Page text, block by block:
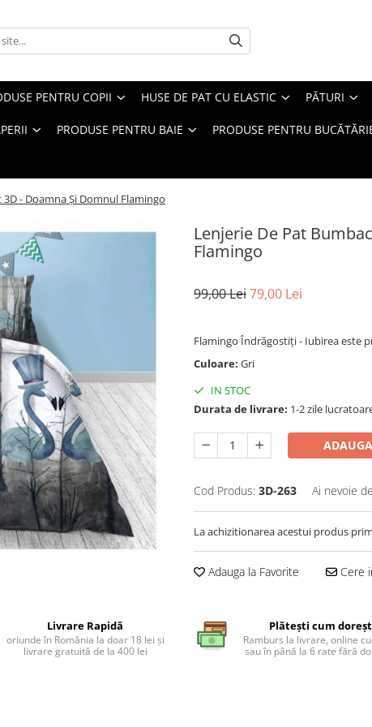
PENTRU COPII HUSE DE PAT CU ELASTIC PĂTURI
PRODUSE PENTRU BAIE PRODUSE PENTRU
- Doamna Și Domnul Flamingo
Lenjerie De Pat
Flamingo
99,00 Lei79,00 Lei
Flamingo Îndrăgostiți - Iubirea este
Culoare: Gri
IN STOC
Durata de livrare: 1-2 zile
Cod Produs: 3D-263 Ai nevoie
La achizitionarea acestui produs
Adauga la Favorite Cere
Livrare Rapidă
oriunde în România la doar 18 lei și
livrare gratuită de la 400 lei
Plătești cum
Ramburs la livrare, online
sau în până la 6 rate fără